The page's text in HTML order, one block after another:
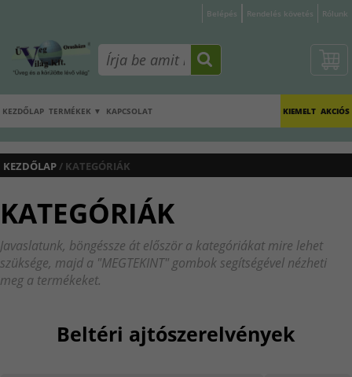
Rólunk
Rendelés követés
Belépés
KEZDŐLAP TERMÉKEK ▼ KAPCSOLAT AKCIÓS
KIEMELT
KEZDŐLAP/ KATEGÓRIÁK
KATEGÓRIÁK
Javaslatunk, böngéssze át először a kategóriákat mire lehet
szüksége, majd a "MEGTEKINT" gombok segítségével nézheti
meg a termékeket.
Beltéri ajtószerelvények